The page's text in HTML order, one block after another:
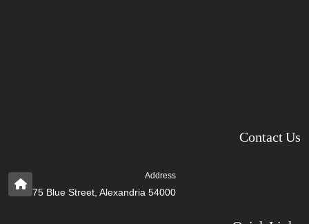
Contact Us
Address
75 Blue Street, Alexandria 54000